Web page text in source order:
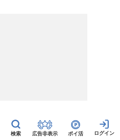
広告非表示 ポイ活